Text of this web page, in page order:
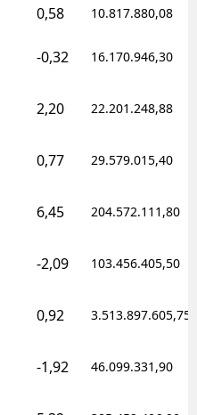
0,58 10.817.880,08
-0,32 16.170.946,30
2,20 22.201.248,88
0,77 29.579.015,40
6,45 204.572.111,80
-2,09 103.456.405,50
0,92 3.513.897.605,75
-1,92 46.099.331,90